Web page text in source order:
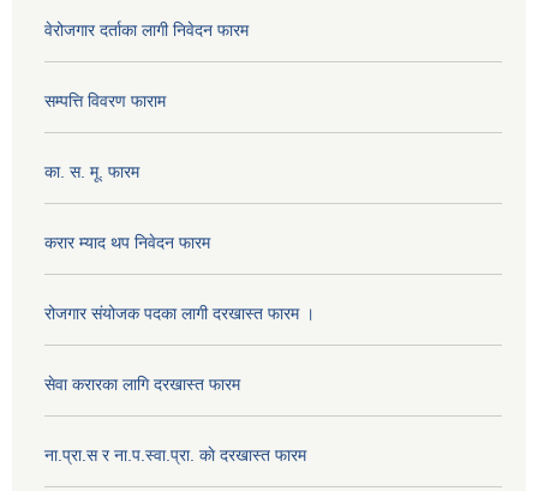
वेरोजगार दर्ताका लागी निवेदन फारम
सम्पत्ति विवरण फाराम
का. स. मू. फारम
करार म्याद थप निवेदन फारम
रोजगार संयोजक पदका लागी दरखास्त फारम ।
सेवा करारका लागि दरखास्त फारम
ना‍.प्रा.स र ना.प.स्वा.प्रा. काे दरखास्त फारम